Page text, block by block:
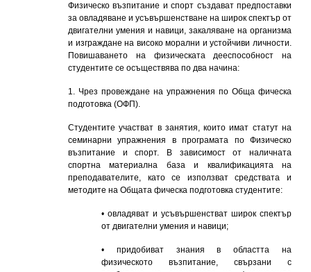
Физическо възпитание и спорт създават предпоставки
за овладяване и усъвършенстване на широк спектър от
двигателни умения и навици, закаляване на организма
и изграждане на високо морални и устойчиви личности.
Повишаването на физическата дееспособност на
студентите се осъществява по два начина:
1. Чрез провеждане на упражнения по Обща фическа
подготовка (ОФП).
Студентите участват в занятия, които имат статут на
семинарни упражнения в програмата по Физическо
възпитание и спорт. В зависимост от наличната
спортна материална база и квалификацията на
преподавателите, като се използват средствата и
методите на Общата фическа подготовка студентите:
• овладяват и усъвършенстват широк спектър
от двигателни умения и навици;
• придобиват знания в областта на
физическото възпитание, свързани с